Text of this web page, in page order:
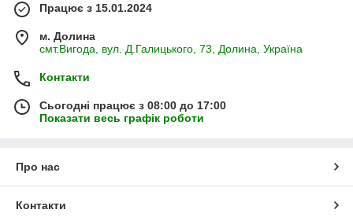
Працює з 15.01.2024
м. Долина
смт.Вигода, вул. Д.Галицького, 73, Долина, Україна
Контакти
Сьогодні працює з 08:00 до 17:00
Показати весь графік роботи
Про нас
Контакти